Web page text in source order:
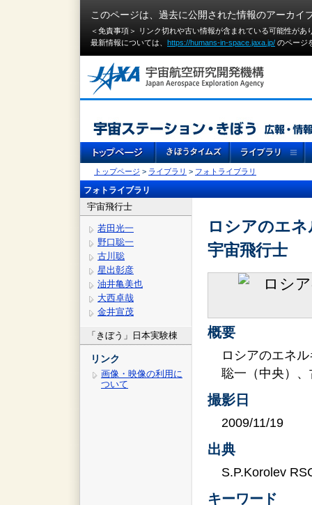
このページは、過去に公開された情報のアーカイ
＜免責事項＞ リンク切れや古い情報が含まれている可能性が
最新情報については、 https://humans-in-space.jaxa.jp/ のページ
トップページ > ライブラリ > フォトライブラリ
フォトライブラリ
宇宙飛行士
若田光一
野口聡一
古川聡
星出彰彦
油井亀美也
大西卓哉
金井宣茂
「きぼう」日本実験棟
リンク
画像・映像の利用に
ついて
ロシアのエ
宇宙飛行士
概要
ロシアのエネ
聡一（中央）
撮影日
2009/11/19
出典
S.P.Korolev
キーワード